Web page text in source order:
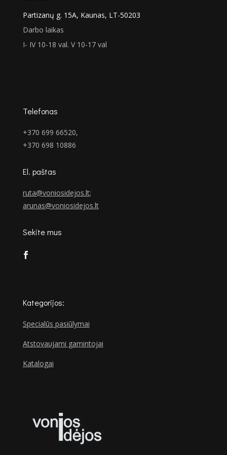
Partizanų g. 15A, Kaunas, LT-50203
Darbo laikas
I- IV 10-18 val. V 10-17 val
Telefonas
+370 699 66520,
+370 698 10886
El. paštas
ruta@voniosidejos.lt;
arunas@voniosidejos.lt
Sekite mus
Kategorijos:
Specialūs pasiūlymai
Atstovaujami gamintojai
Katalogai